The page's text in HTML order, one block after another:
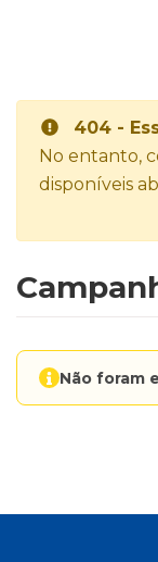
404 -
No entanto,
disponíveis
Não foram